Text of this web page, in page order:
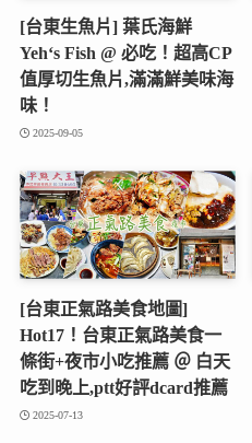
[台東生魚片] 葉氏海鮮
Yeh‘s Fish @ 必吃！超高CP
值厚切生魚片,滿滿鮮美味海
味！
2025-09-05
[台東正氣路美食地圖]
Hot17！台東正氣路美食一
條街+夜市小吃推薦 ＠ 白天
吃到晚上,ptt好評dcard推薦
2025-07-13